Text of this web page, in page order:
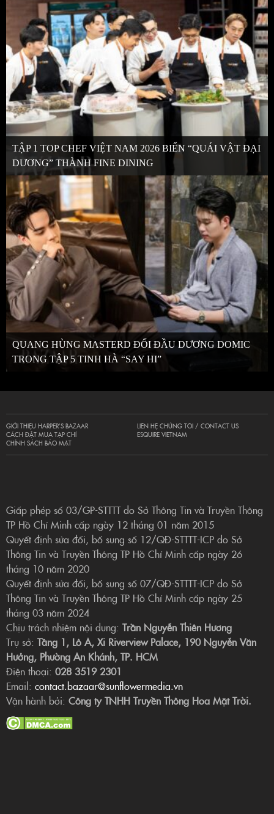
TẬP 1 TOP CHEF VIỆT NAM 2026 BIẾN “QUÁI VẬT ĐẠI
DƯƠNG” THÀNH FINE DINING
QUANG HÙNG MASTERD ĐỐI ĐẦU DƯƠNG DOMIC
TRONG TẬP 5 TINH HÀ “SAY HI”
GIỚI THIỆU HARPER’S BAZAAR
CÁCH ĐẶT MUA TẠP CHÍ
CHÍNH SÁCH BẢO MẬT
LIÊN HỆ CHÚNG TÔI / CONTACT US
ESQUIRE VIETNAM
Giấp phép số 03/GP-STTTT do Sở Thông Tin và Truyền Thông
TP Hồ Chí Minh cấp ngày 12 tháng 01 năm 2015
Quyết định sửa đổi, bổ sung số 12/QĐ-STTTT-ICP do Sở
Thông Tin và Truyền Thông TP Hồ Chí Minh cấp ngày 26
tháng 10 năm 2020
Quyết định sửa đổi, bổ sung số 07/QĐ-STTTT-ICP do Sở
Thông Tin và Truyền Thông TP Hồ Chí Minh cấp ngày 25
tháng 03 năm 2024
Chịu trách nhiệm nội dung: Trần Nguyễn Thiên Hương
Trụ sở: Tầng 1, Lô A, Xi Riverview Palace, 190 Nguyễn Văn
Hưởng, Phường An Khánh, TP. HCM
Điện thoại: 028 3519 2301
Email: contact.bazaar@sunflowermedia.vn
Vận hành bởi: Công ty TNHH Truyền Thông Hoa Mặt Trời.